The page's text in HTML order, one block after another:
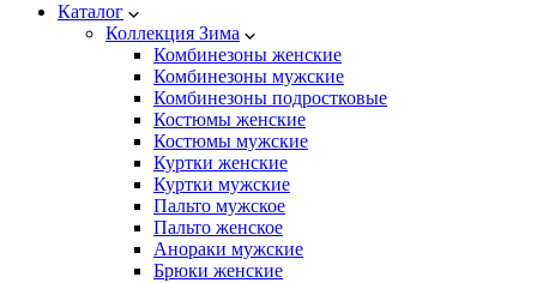
Каталог
Коллекция Зима
Комбинезоны женские
Комбинезоны мужские
Комбинезоны подростковые
Костюмы женские
Костюмы мужские
Куртки женские
Куртки мужские
Пальто мужское
Пальто женское
Анораки мужские
Брюки женские